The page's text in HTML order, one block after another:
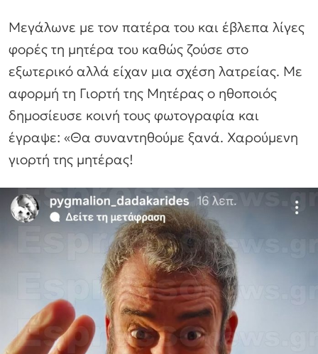
Μεγάλωνε με τον πατέρα του και έβλεπα λίγες
φορές τη μητέρα του καθώς ζούσε στο
εξωτερικό αλλά είχαν μια σχέση λατρείας. Με
αφορμή τη Γιορτή της Μητέρας ο ηθοποιός
δημοσίευσε κοινή τους φωτογραφία και
έγραψε: «Θα συναντηθούμε ξανά. Χαρούμενη
γιορτή της μητέρας!